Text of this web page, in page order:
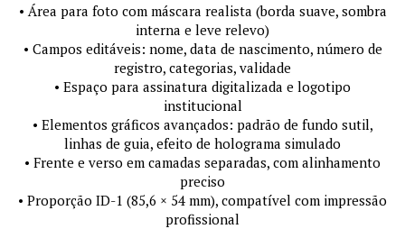
• Área para foto com máscara realista (borda suave, sombra
interna e leve relevo)
• Campos editáveis: nome, data de nascimento, número de
registro, categorias, validade
• Espaço para assinatura digitalizada e logotipo
institucional
• Elementos gráficos avançados: padrão de fundo sutil,
linhas de guia, efeito de holograma simulado
• Frente e verso em camadas separadas, com alinhamento
preciso
• Proporção ID-1 (85,6 × 54 mm), compatível com impressão
profissional